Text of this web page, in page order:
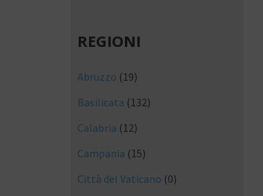
REGIONI
Abruzzo (19)
Basilicata (132)
Calabria (12)
Campania (15)
Città del Vaticano (0)